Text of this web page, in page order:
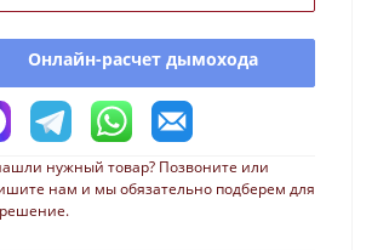
Онлайн-расчет дымохода
нужный товар? Позвоните или
нам и мы обязательно подберем для